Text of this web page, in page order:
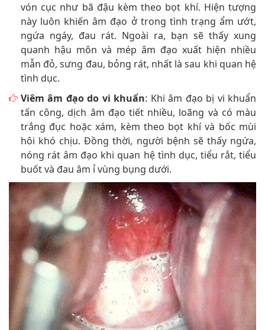
vón cục như bã đậu kèm theo bọt khí. Hiện tượng
này luôn khiến âm đạo ở trong tình trạng ẩm ướt,
ngứa ngáy, đau rát. Ngoài ra, bạn sẽ thấy xung
quanh hậu môn và mép âm đạo xuất hiện nhiều
mẫn đỏ, sưng đau, bỏng rát, nhất là sau khi quan hệ
tình dục.
Viêm âm đạo do vi khuẩn: Khi âm đạo bị vi khuẩn
tấn công, dịch âm đạo tiết nhiều, loãng và có màu
trắng đục hoặc xám, kèm theo bọt khí và bốc mùi
hôi khó chịu. Đồng thời, người bệnh sẽ thấy ngứa,
nóng rát âm đạo khi quan hệ tình dục, tiểu rắt, tiểu
buốt và đau âm ỉ vùng bụng dưới.